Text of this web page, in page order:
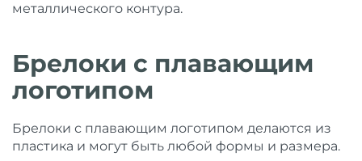
металлического контура.
Брелоки с плавающим
логотипом
Брелоки с плавающим логотипом делаются из
пластика и могут быть любой формы и размера.